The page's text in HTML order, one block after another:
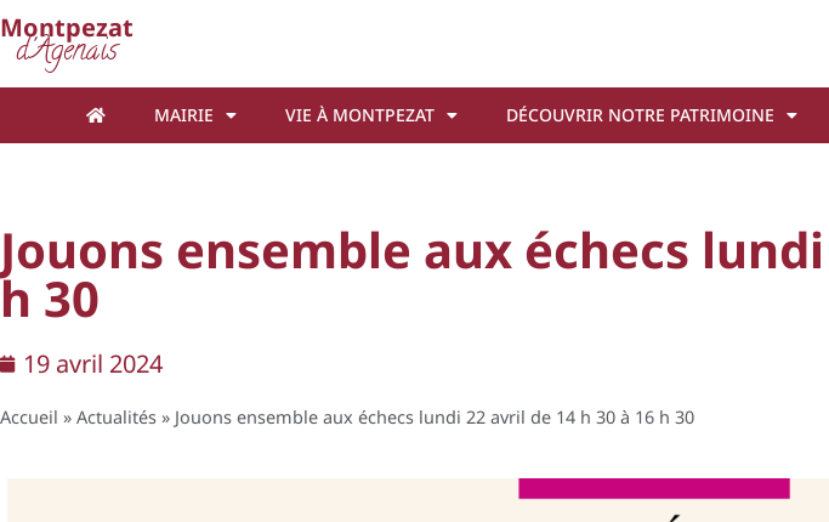
Montpezat
d'Agenais
MAIRIE VIE À MONTPEZAT DÉCOUVRIR NOTRE PATRIMOINE
Jouons ensemble aux échecs
h 30
19 avril 2024
Accueil » Actualités » Jouons ensemble aux échecs lundi 22 avril de 14 h 30 à 16 h 30
Cookies management panel